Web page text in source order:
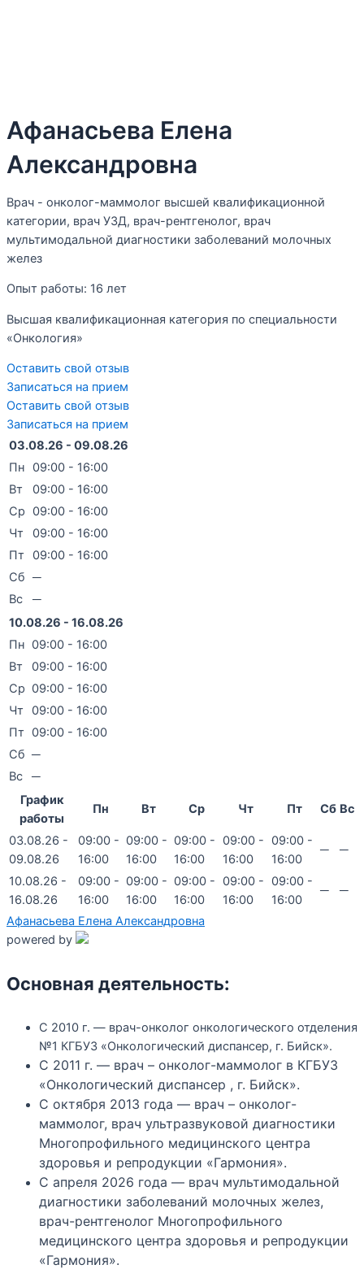
Афанасьева Елена
Александровна
Врач - онколог-маммолог высшей квалификационной
категории, врач УЗД, врач-рентгенолог, врач
мультимодальной диагностики заболеваний молочных
желез
Опыт работы: 16 лет
Высшая квалификационная категория по специальности
«Онкология»
Оставить свой отзыв
Записаться на прием
Оставить свой отзыв
Записаться на прием
03.08.26 - 09.08.26
Пн
09:00 - 16:00
Вт
09:00 - 16:00
Ср
09:00 - 16:00
Чт
09:00 - 16:00
Пт
09:00 - 16:00
Сб ─
Вс
─
10.08.26 - 16.08.26
Пн 09:00 - 16:00
Вт
09:00 - 16:00
Ср 09:00 - 16:00
Чт
09:00 - 16:00
Пт
09:00 - 16:00
Сб ─
Вс
─
График
работы
Пн Вт Ср Чт Пт Сб Вс
03.08.26 -
09.08.26
09:00 -
16:00
09:00 -
16:00
09:00 -
16:00
09:00 -
16:00
09:00 -
16:00
─ ─
10.08.26 -
16.08.26
09:00 -
16:00
09:00 -
16:00
09:00 -
16:00
09:00 -
16:00
09:00 -
16:00
─ ─
Афанасьева Елена Александровна
powered by
Основная деятельность:
С 2010 г. — врач-онколог онкологического отделения
№1 КГБУЗ «Онкологический диспансер, г. Бийск».
С 2011 г. — врач – онколог-маммолог в КГБУЗ
«Онкологический диспансер , г. Бийск».
С октября 2013 года — врач – онколог-
маммолог, врач ультразвуковой диагностики
Многопрофильного медицинского центра
здоровья и репродукции «Гармония».
С апреля 2026 года — врач мультимодальной
диагностики заболеваний молочных желез,
врач-рентгенолог Многопрофильного
медицинского центра здоровья и репродукции
«Гармония».